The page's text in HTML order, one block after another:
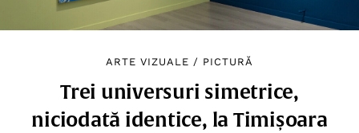
ARTE VIZUALE / PICTURĂ
Trei universuri simetrice,
niciodată identice, la Timișoara